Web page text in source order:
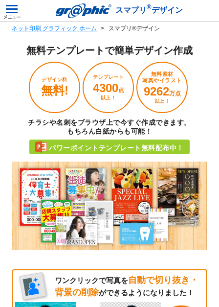
スマプリ ®デザイン
ネット印刷 グラフィック ホーム スマプリ®デザイン
無料テンプレートで簡単デザイン作成
デザイン料
無料!
テンプレート
4300点
以上！
無料素材
写真やイラスト
9262万点
以上！
チラシや名刺をブラウザ上で今すぐ作成できます。
もちろん白紙からも可能！
パワーポイントテンプレート無料配布中！
ワンクリックで写真を自動で切り抜き・
背景の削除ができるようになりました！